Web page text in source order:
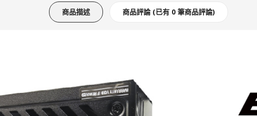
商品描述 商品評論 (已有 0 筆商品評論)